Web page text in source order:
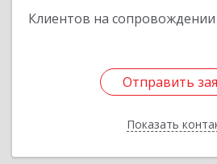
Клиентов на сопровождении
Отправить
Показать
Отправить
Назад